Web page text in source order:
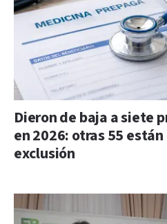
Dieron de baja a siete
en 2026: otras 55
exclusión